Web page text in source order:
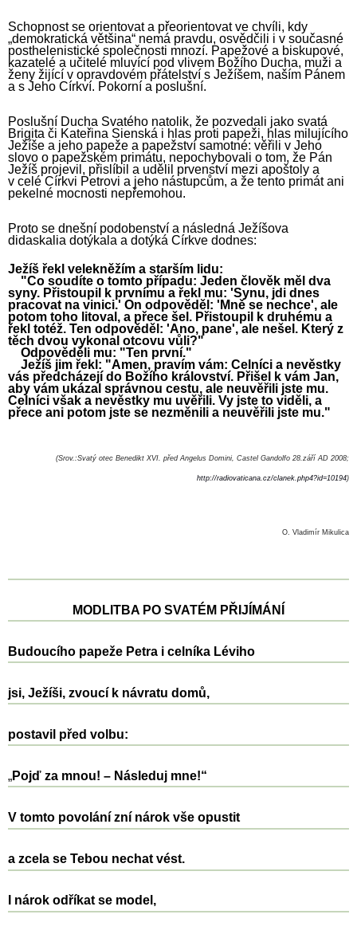
Schopnost se orientovat a přeorientovat ve chvíli, kdy
„demokratická většina“ nemá pravdu, osvědčili i v současné
posthelenistické společnosti mnozí. Papežové a biskupové,
kazatelé a učitelé mluvící pod vlivem Božího Ducha, muži a
ženy žijící v opravdovém přátelství s Ježíšem, naším Pánem
a s Jeho Církví. Pokorní a poslušní.
Poslušní Ducha Svatého natolik, že pozvedali jako svatá
Brigita či Kateřina Sienská i hlas proti papeži, hlas milujícího
Ježíše a jeho papeže a papežství samotné: věřili v Jeho
slovo o papežském primátu, nepochybovali o tom, že Pán
Ježíš projevil, přislíbil a udělil prvenství mezi apoštoly a
v celé Církvi Petrovi a jeho nástupcům, a že tento primát ani
pekelné mocnosti nepřemohou.
Proto se dnešní podobenství a následná Ježíšova
didaskalia dotýkala a dotýká Církve dodnes:
Ježíš řekl velekněžím a starším lidu:
"Co soudíte o tomto případu: Jeden člověk měl dva
syny. Přistoupil k prvnímu a řekl mu: 'Synu, jdi dnes
pracovat na vinici.' On odpověděl: 'Mně se nechce', ale
potom toho litoval, a přece šel. Přistoupil k druhému a
řekl totéž. Ten odpověděl: 'Ano, pane', ale nešel. Který z
těch dvou vykonal otcovu vůli?"
Odpověděli mu: "Ten první."
Ježíš jim řekl: "Amen, pravím vám: Celníci a nevěstky
vás předcházejí do Božího království. Přišel k vám Jan,
aby vám ukázal správnou cestu, ale neuvěřili jste mu.
Celníci však a nevěstky mu uvěřili. Vy jste to viděli, a
přece ani potom jste se nezměnili a neuvěřili jste mu."
(Srov.:Svatý otec Benedikt XVI. před Angelus Domini, Castel Gandolfo 28.září AD 2008;
http://radiovaticana.cz/clanek.php4?id=10194)
O. Vladimír Mikulica
MODLITBA PO SVATÉM PŘIJÍMÁNÍ
Budoucího papeže Petra i celníka Léviho
jsi, Ježíši, zvoucí k návratu domů,
postavil před volbu:
„Pojď za mnou! – Následuj mne!“
V tomto povolání zní nárok vše opustit
a zcela se Tebou nechat vést.
I nárok odříkat se model,